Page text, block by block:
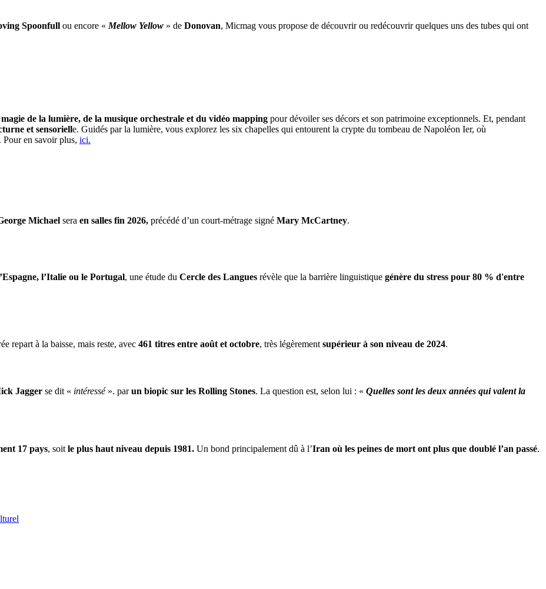
Spoonfull ou encore « Mellow Yellow » de Donovan, Micmag vous propose de découvrir ou redécouvrir quelques uns des tubes qui ont
de la lumière, de la musique orchestrale et du vidéo mapping pour dévoiler ses décors et son patrimoine exceptionnels. Et, pendant
et sensorielle. Guidés par la lumière, vous explorez les six chapelles qui entourent la crypte du tombeau de Napoléon Ier, où
. Pour en savoir plus, ici.
Michael sera en salles fin 2026, précédé d’un court-métrage signé Mary McCartney.
l’Italie ou le Portugal, une étude du Cercle des Langues révèle que la barrière linguistique génère du stress pour 80 % d'entre
repart à la baisse, mais reste, avec 461 titres entre août et octobre, très légèrement supérieur à son niveau de 2024.
Jagger se dit « intéressé ». parun biopic sur les Rolling Stones. La question est, selon lui : « Quelles sont les deux années qui valent la
17 pays, soit le plus haut niveau depuis 1981. Un bond principalement dû à l’Iran où les peines de mort ont plus que doublé l’an passé.